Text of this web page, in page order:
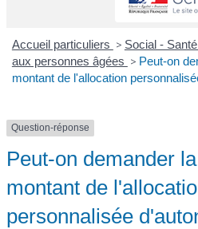
Accueil particuliers > Social - Santé
aux personnes âgées > Peut-on
montant de l'allocation
Question-réponse
Peut-on demander
montant de
personnalisée